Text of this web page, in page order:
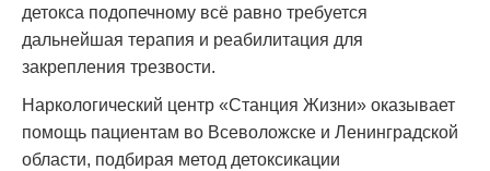
детокса подопечному всё равно требуется
дальнейшая терапия и реабилитация для
закрепления трезвости.
Наркологический центр «Станция Жизни» оказывает
помощь пациентам во Всеволожске и Ленинградской
области, подбирая метод детоксикации